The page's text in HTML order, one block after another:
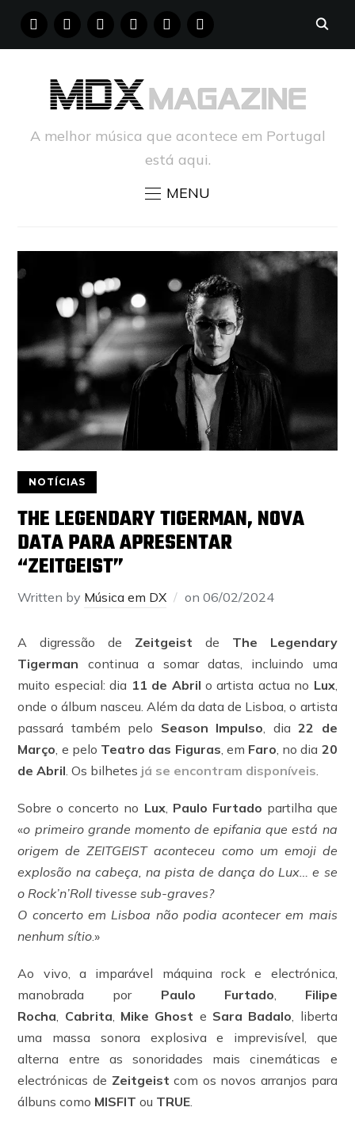
FACEBOOKINSTAGRAM
YOUTUBE PINTERESTTUMBLR
A melhor música que acontece em Portugal
está aqui.
MENU
NOTÍCIAS
THE LEGENDARY TIGERMAN, NOVA
DATA PARA APRESENTAR
“ZEITGEIST”
Written by Música em DX on06/02/2024
A digressão de Zeitgeist de The Legendary
Tigerman continua a somar datas, incluindo uma
muito especial: dia 11 de Abril o artista actua no Lux,
onde o álbum nasceu. Além da data de Lisboa, o artista
passará também pelo Season Impulso, dia22 de
Março, e pelo Teatro das Figuras, em Faro, no dia 20
de Abril. Os bilhetes já se encontram disponíveis.
Sobre o concerto no Lux, Paulo Furtado partilha que
«o primeiro grande momento de epifania que está na
origem de ZEITGEIST aconteceu como um emoji de
explosão na cabeça, na pista de dança do Lux… e se
o Rock’n’Roll tivesse sub-graves?
O concerto em Lisboa não podia acontecer em mais
nenhum sítio.»
Ao vivo, a imparável máquina rock e electrónica,
manobrada por Paulo Furtado, Filipe
Rocha, Cabrita, Mike Ghost e Sara Badalo, liberta
uma massa sonora explosiva e imprevisível, que
alterna entre as sonoridades mais cinemáticas e
electrónicas de Zeitgeist com os novos arranjos para
álbuns como MISFIT ou TRUE.